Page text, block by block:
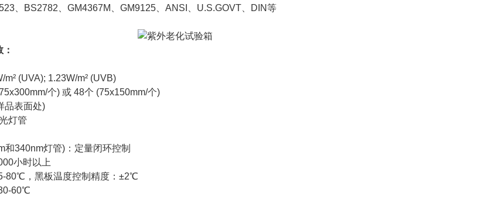
、BS2782、GM4367M、GM9125、ANSI、U.S.GOVT、DIN等
(UVA); 1.23W/m² (UVB)
个) 或 48个 (75x150mm/个)
表面处)
灯管
340nm灯管)：定量闭环控制
小时以上
，黑板温度控制精度：±2℃
60℃